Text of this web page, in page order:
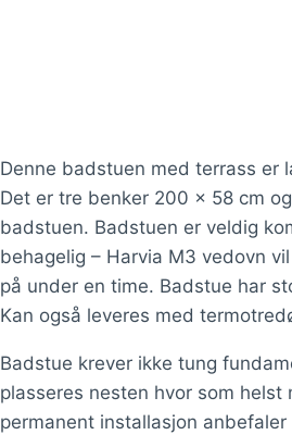
Denne badstuen med terrass er
Det er tre benker 200 x 58 cm
badstuen. Badstuen er veldig
behagelig – Harvia M3 vedovn
på under en time. Badstue har
Kan også leveres med
Badstue krever ikke tung
plasseres nesten hvor som
permanent installasjon